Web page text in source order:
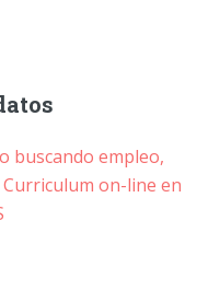
buscando empleo,
on-line en